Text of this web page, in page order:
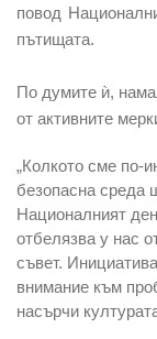
повод
пътищата.
По думите ѝ,
от активните
„Колкото сме по-
безопасна среда
Националният
отбелязва у нас
съвет.
внимание към
насърчи